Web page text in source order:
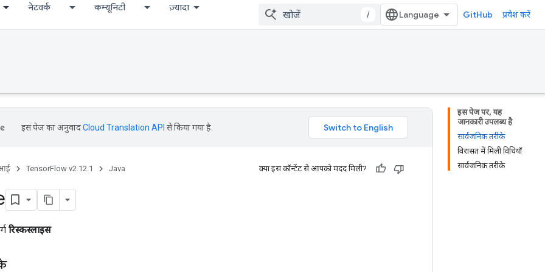
नेटवर्क कम्यूनिटी ज़्यादा
/ GitHub प्रवेश करें
इस पेज पर, यह
जानकारी उपलब्ध है
सार्वजनिक तरीके
विरासत में मिली विधियाँ
सार्वजनिक तरीके
इस पेज का अनुवादCloud Translation API से किया गया है.
TensorFlow v2.12.1 Java क्या इस कॉन्टेंट से आपको मदद मिली?
रिस्कस्लाइस